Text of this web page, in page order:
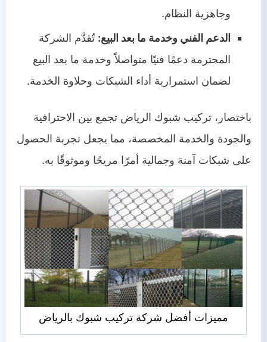
وجاهزية النظام.
الدعم الفني وخدمة ما بعد البيع: تُقدَّم الشركة
المحترمة دعمًا فنيًا متواصلاً وخدمة ما بعد البيع
لضمان استمرارية أداء الشبكات وحلاوة الخدمة.
باختصار، تركيب شبوك الرياض تجمع بين الاحترافية
والجودة والخدمة المخصصة، مما يجعل تجربة الحصول
على شبكات آمنة وجمالية أمرًا مريحًا وموثوقًا به.
مميزات أفضل شركة تركيب شبوك بالرياض